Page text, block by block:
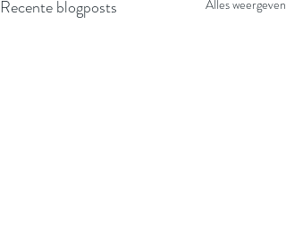
Recente blogposts Alles weergeven